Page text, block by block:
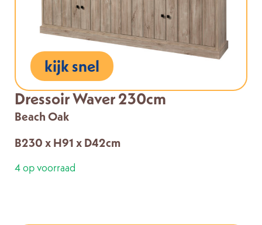
kijk snel
Dressoir Waver 230cm
Beach Oak
B230 x H91 x D42cm
4 op voorraad